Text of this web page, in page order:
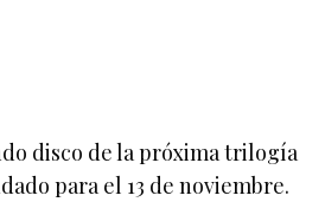
disco de la próxima trilogía
para el 13 de noviembre.